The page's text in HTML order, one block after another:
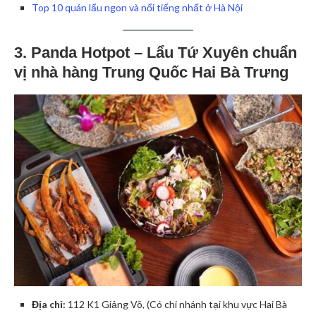
Top 10 quán lẩu ngon và nổi tiếng nhất ở Hà Nội
3. Panda Hotpot – Lẩu Tứ Xuyên chuẩn
vị nhà hàng Trung Quốc Hai Bà Trưng
Địa chỉ: 112 K1 Giảng Võ, (Có chi nhánh tại khu vực Hai Bà